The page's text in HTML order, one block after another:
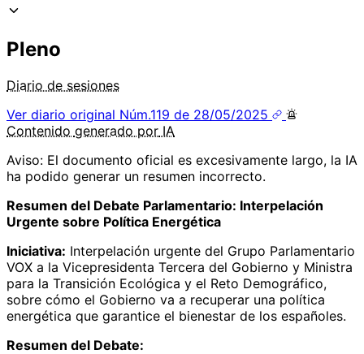
Pleno
Diario de sesiones
Ver diario original Núm.119 de 28/05/2025
Contenido generado por IA
Aviso: El documento oficial es excesivamente largo, la IA
ha podido generar un resumen incorrecto.
Resumen del Debate Parlamentario: Interpelación
Urgente sobre Política Energética
Iniciativa: Interpelación urgente del Grupo Parlamentario
VOX a la Vicepresidenta Tercera del Gobierno y Ministra
para la Transición Ecológica y el Reto Demográfico,
sobre cómo el Gobierno va a recuperar una política
energética que garantice el bienestar de los españoles.
Resumen del Debate: